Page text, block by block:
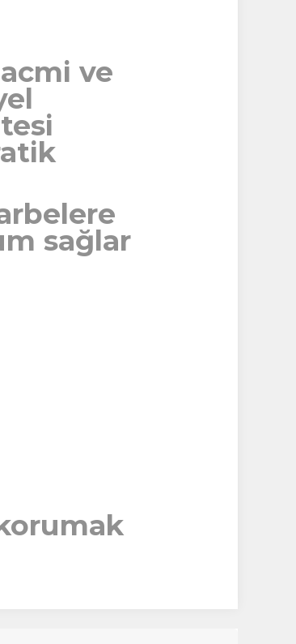
ve
sağlar